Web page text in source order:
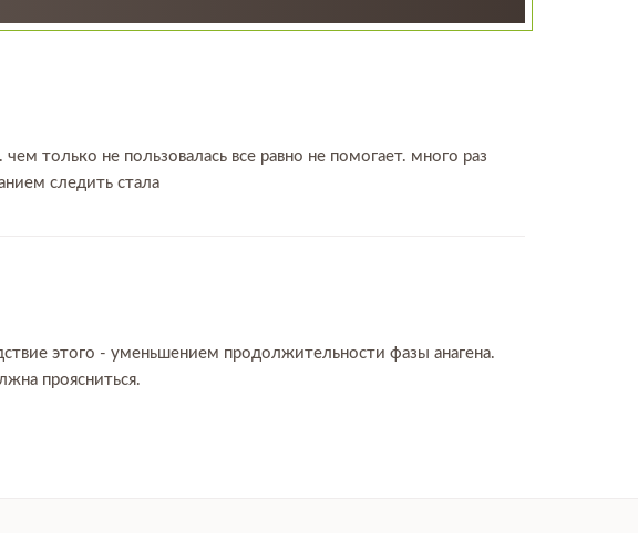
только не пользовалась все равно не помогает. много раз
следить стала
этого - уменьшением продолжительности фазы анагена.
проясниться.